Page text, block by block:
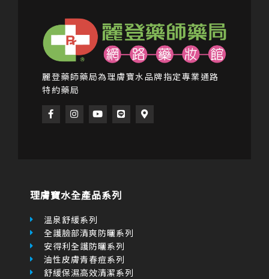
麗登藥師藥局為理膚寶水品牌指定專業通路
特約藥局
F
a
c
f
I
n
s
Y
o
u
L
i
n
M
a
p
理膚寶水全產品系列
溫泉舒緩系列
全護臉部清爽防曬系列
安得利全護防曬系列
油性皮膚青春痘系列
舒緩保濕高效清潔系列